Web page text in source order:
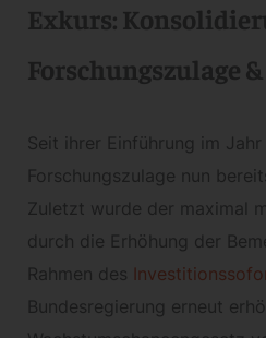
Exkurs:
Forschungszulage
Seit ihrer Einführung im
Forschungszulage nun
Zuletzt wurde der maximal
durch die Erhöhung der
Rahmen des
Bundesregierung erneut